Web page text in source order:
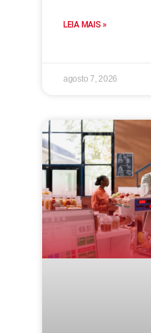
LEIA MAIS »
agosto 7, 2026